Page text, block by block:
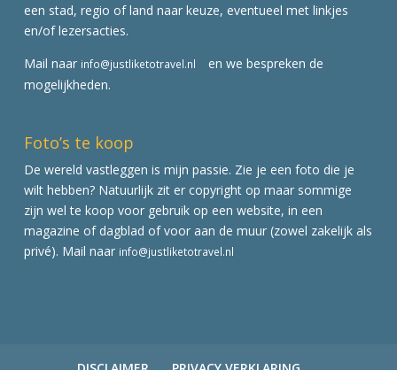
een stad, regio of land naar keuze, eventueel met linkjes
en/of lezersacties.
Mail naar info@justliketotravel.nl
en we bespreken de
mogelijkheden.
Foto’s te koop
De wereld vastleggen is mijn passie. Zie je een foto die je
wilt hebben? Natuurlijk zit er copyright op maar sommige
zijn wel te koop voor gebruik op een website, in een
magazine of dagblad of voor aan de muur (zowel zakelijk als
privé). Mail naar info@justliketotravel.nl